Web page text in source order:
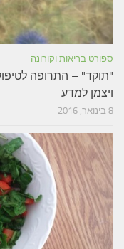
ספורט בריאות וקורונה
"תוקד" – התרופה
ויצמן למדע
8 בינואר, 2016